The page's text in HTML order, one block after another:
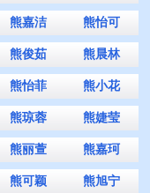
熊嘉洁 熊怡可
熊俊茹 熊晨林
熊怡菲 熊小花
熊琼蓉 熊婕莹
熊丽萱 熊嘉珂
熊可颖 熊旭宁